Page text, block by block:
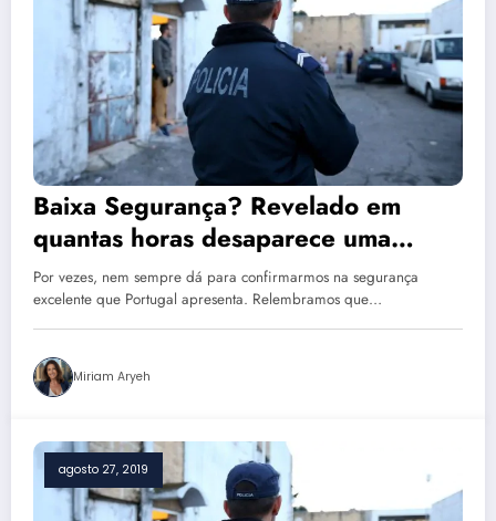
Baixa Segurança? Revelado em
quantas horas desaparece uma
criança em Portugal
Por vezes, nem sempre dá para confirmarmos na segurança
excelente que Portugal apresenta. Relembramos que…
Miriam Aryeh
agosto 27, 2019